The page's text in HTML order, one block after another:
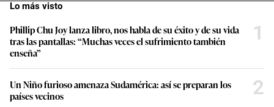
Lo más visto
Phillip Chu Joy lanza libro, nos habla de su éxito y de su vida
tras las pantallas: “Muchas veces el sufrimiento también
enseña”
1
Un Niño furioso amenaza Sudamérica: así se preparan los
países vecinos
2